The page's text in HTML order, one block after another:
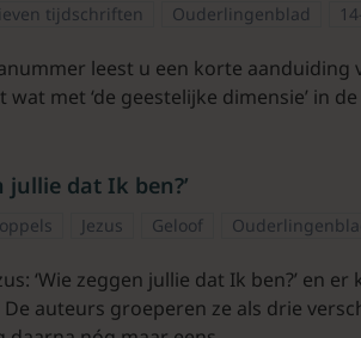
tijdschriften Ouderlingenblad
leest u een korte aanduiding
met ‘de geestelijke dimensie’ in
jullie dat Ik ben?’
Jezus Geloof
‘Wie zeggen jullie dat Ik ben?’ en er
auteurs groeperen ze als drie